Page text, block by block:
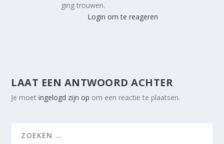
ging trouwen.
Login om te reageren
LAAT EEN ANTWOORD ACHTER
Je moetingelogd zijn op om een reactie te plaatsen.